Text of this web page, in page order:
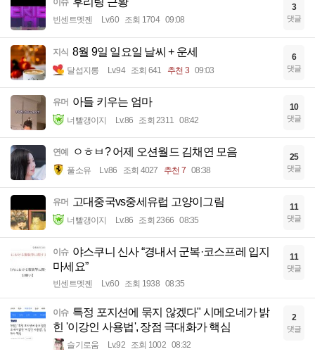
이슈
빈센트멧젠 Lv.60 조회 1704 09:08
3
댓글
지식 8월 9일 일요일 날씨 + 운세
달섭지롱 Lv.94 조회 641 추천 3 09:03
6
댓글
유머 아들 키우는 엄마
너빨갱이지 Lv.86 조회 2311 08:42
10
댓글
연예 ㅇㅎㅂ? 어제 오션월드 김채연 모음
풀소유 Lv.86 조회 4027 추천 7 08:38
25
댓글
유머 고대중국vs중세유럽 고양이그림
너빨갱이지 Lv.86 조회 2366 08:35
11
댓글
이슈 야스쿠니 신사 “경내서 군복·코스프레 입지
마세요”
빈센트멧젠 Lv.60 조회 1938 08:35
11
댓글
이슈 특정 포지션에 묶지 않겠다" 시메오네가 밝
힌 '이강인 사용법', 장점 극대화가 핵심
슬기로움 Lv.92 조회 1002 08:32
2
댓글